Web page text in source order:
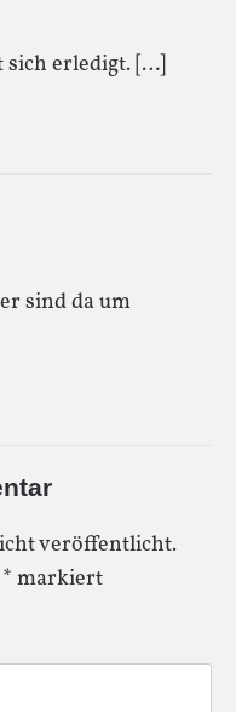
sich erledigt. […]
sind da um
veröffentlicht.
* markiert